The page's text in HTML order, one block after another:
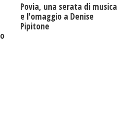
Povia, una serata di musica
e l'omaggio a Denise
Pipitone